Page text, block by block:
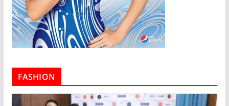
FASHION